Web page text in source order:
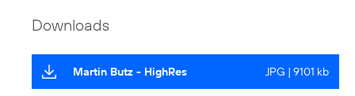
Downloads
Martin Butz - HighRes JPG | 9101 kb